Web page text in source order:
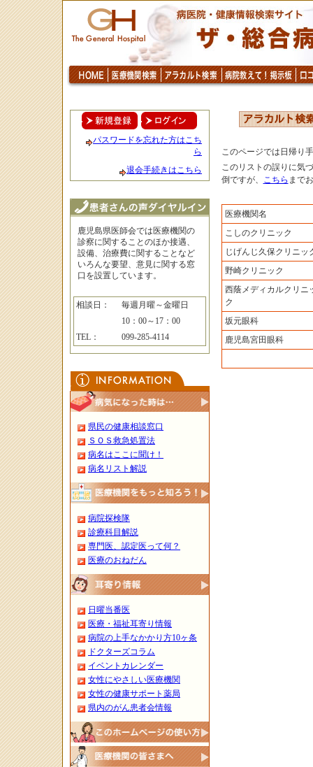
パスワードを忘れた方はこち
ら
退会手続きはこちら
鹿児島県医師会では医療機関の
診察に関することのほか接遇、
設備、治療費に関することなど
いろんな要望、意見に関する窓
口を設置しています。
相談日：
毎週月曜～金曜日
10：00～17：00
TEL：
099-285-4114
県民の健康相談窓口
ＳＯＳ救急処置法
病名はここに聞け！
病名リスト解説
病院探検隊
診療科目解説
専門医、認定医って何？
医療のおねだん
日曜当番医
医療・福祉耳寄り情報
病院の上手なかかり方10ヶ条
ドクターズコラム
イベントカレンダー
女性にやさしい医療機関
女性の健康サポート薬局
県内のがん患者会情報
このページでは日帰り
このリストの誤りに気
倒ですが、
こちら まで
医療機関名
こしのクリニック
じげんじ久保クリニッ
野崎クリニック
西蔭メディカルクリニ
ク
坂元眼科
鹿児島宮田眼科